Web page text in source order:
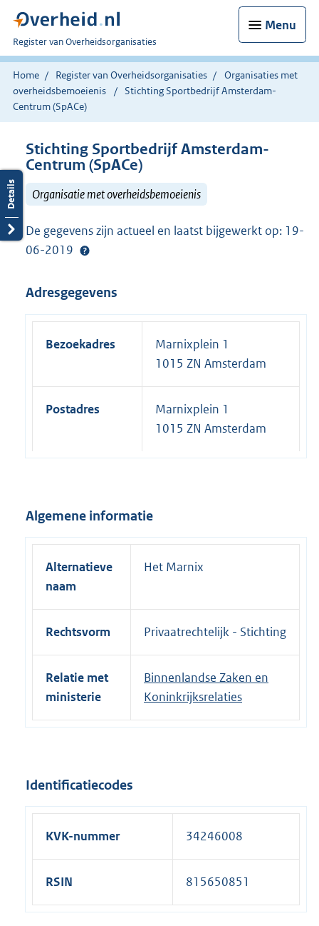
Menu
U
bent
nu
hier:
Register van Overheidsorganisaties
Home Register van Overheidsorganisaties
Organisaties met
overheidsbemoeienis
Stichting Sportbedrijf Amsterdam-
Centrum (SpACe)
Stichting Sportbedrijf Amsterdam-
Centrum (SpACe)
Organisatie met overheidsbemoeienis
De gegevens zijn actueel en laatst bijgewerkt op: 19-
06-2019
Adresgegevens
Bezoekadres
Marnixplein 1
1015 ZN Amsterdam
Postadres
Marnixplein 1
1015 ZN Amsterdam
Algemene informatie
Alternatieve
naam
Het Marnix
Rechtsvorm Privaatrechtelijk - Stichting
Relatie met
ministerie
Binnenlandse Zaken en
Koninkrijksrelaties
Identificatiecodes
KVK-nummer 34246008
RSIN 815650851